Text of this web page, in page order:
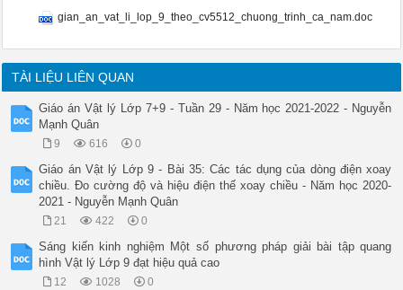
gian_an_vat_li_lop_9_theo_cv5512_chuong_trinh_ca_nam.doc
TÀI LIỆU LIÊN QUAN
Giáo án Vật lý Lớp 7+9 - Tuần 29 - Năm học 2021-2022 - Nguyễn
Mạnh Quân
9 616 0
Giáo án Vật lý Lớp 9 - Bài 35: Các tác dụng của dòng điện xoay
chiều. Đo cường độ và hiệu điện thế xoay chiều - Năm học 2020-
2021 - Nguyễn Mạnh Quân
21 422 0
Sáng kiến kinh nghiệm Một số phương pháp giải bài tập quang
hình Vật lý Lớp 9 đạt hiệu quả cao
12 1028 0